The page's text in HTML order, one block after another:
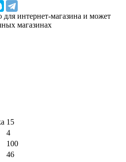
для интернет-магазина и может
магазинах
15
4
100
46